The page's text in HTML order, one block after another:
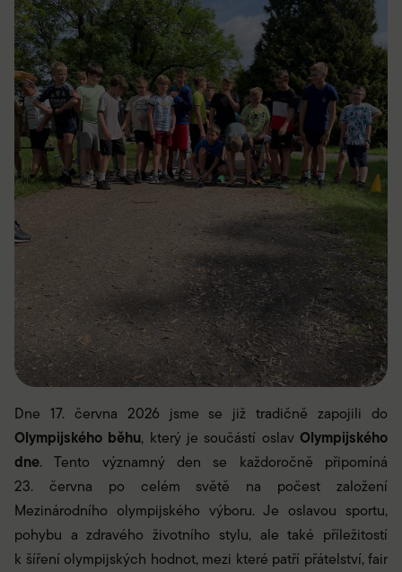
Dne 17. června 2026 jsme se již tradičně zapojili do
Olympijského běhu, který je součástí oslavOlympijského
dne. Tento významný den se každoročně připomíná
23. června po celém světě na počest založení
Mezinárodního olympijského výboru. Je oslavou sportu,
pohybu a zdravého životního stylu, ale také příležitostí
k šíření olympijských hodnot, mezi které patří přátelství, fair